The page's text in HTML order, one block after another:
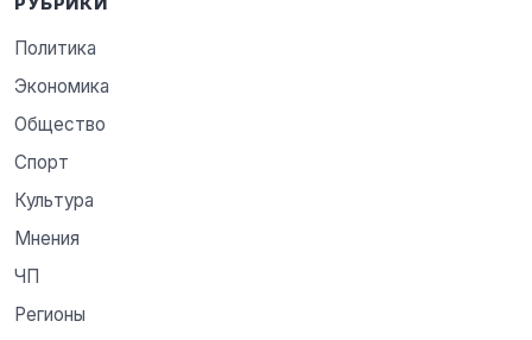
Политика
Экономика
Общество
Спорт
Культура
Мнения
ЧП
Регионы